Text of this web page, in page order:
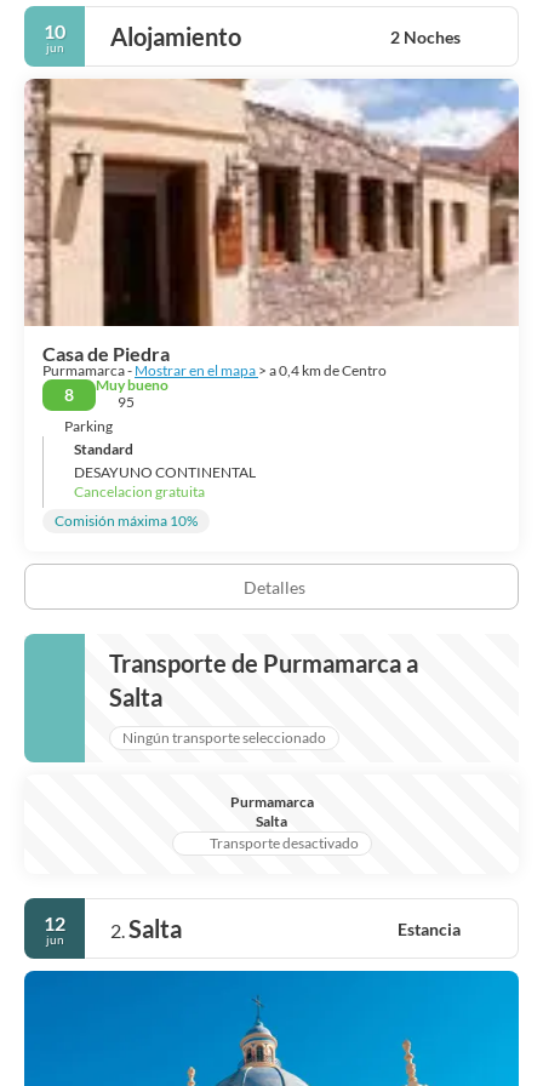
10
jun Alojamiento 2 Noches
Casa de Piedra
Purmamarca - Mostrar en el mapa > a 0,4 km de Centro
8
Muy bueno
95
Parking
Standard
DESAYUNO CONTINENTAL
Cancelacion gratuita
Comisión máxima 10%
Detalles
Transporte de Purmamarca a
Salta
Ningún transporte seleccionado
Purmamarca
Salta
Transporte desactivado
12
jun 2.Salta Estancia